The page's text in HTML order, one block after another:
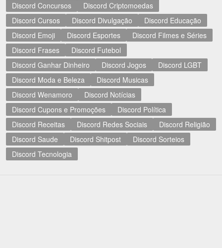
Discord Concursos
Discord Criptomoedas
Discord Cursos
Discord Divulgação
Discord Educação
Discord Emoji
Discord Esportes
Discord Filmes e Séries
Discord Frases
Discord Futebol
Discord Ganhar Dinheiro
Discord Jogos
Discord LGBT
Discord Moda e Beleza
Discord Musicas
Discord Wenamoro
Discord Notícias
Discord Cupons e Promoções
Discord Política
Discord Receitas
Discord Redes Sociais
Discord Religião
Discord Saude
Discord Shitpost
Discord Sorteios
Discord Tecnologia